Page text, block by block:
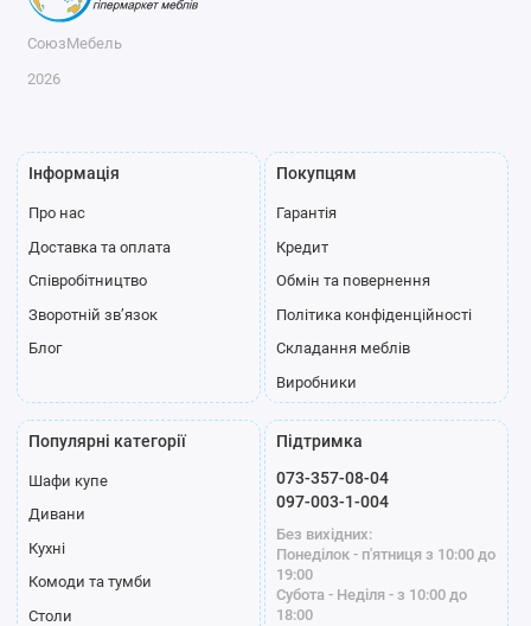
Профіль
Стандарт
Модена білий Модена графіт
СоюзМебель
2026
Інформація
Про нас
Доставка та оплата
Співробітництво
Зворотній зв’язок
Блог
Покупцям
Гарантія
Кредит
Обмін та повернення
Політика конфіденційності
Складання меблів
Виробники
Популярні категорії
Шафи купе
Дивани
Кухні
Комоди та тумби
Столи
Підтримка
073-357-08-04
097-003-1-004
Без вихідних:
Понеділок - п'ятниця з 10:00 до
19:00
Субота - Неділя - з 10:00 до
18:00